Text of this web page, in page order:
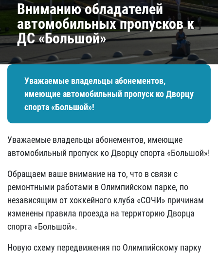
Вниманию обладателей
автомобильных пропусков к
ДС «Большой»
Уважаемые владельцы абонементов,
имеющие автомобильный пропуск ко Дворцу
спорта «Большой»!
Уважаемые владельцы абонементов, имеющие
автомобильный пропуск ко Дворцу спорта «Большой»!
Обращаем ваше внимание на то, что в связи с
ремонтными работами в Олимпийском парке, по
независящим от хоккейного клуба «СОЧИ» причинам
изменены правила проезда на территорию Дворца
спорта «Большой».
Новую схему передвижения по Олимпийскому парку